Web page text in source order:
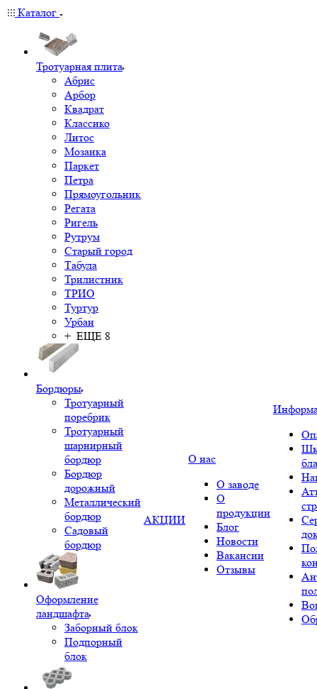
Каталог
Тротуарная плита
Абрис
Арбор
Квадрат
Классико
Литос
Мозаика
Паркет
Петра
Прямоугольник
Регата
Ригель
Рутрум
Старый город
Табула
Трилистник
ТРИО
Туртур
Урбан
+ ЕЩЕ 8
Бордюры
Тротуарный
поребрик
Тротуарный
шарнирный
бордюр
Бордюр
дорожный
Металлический
бордюр
Садовый
бордюр
Оформление
ландшафта
Заборный блок
Подпорный
блок
АКЦИИ
О нас
О заводе
О
продукции
Блог
Новости
Вакансии
Отзывы